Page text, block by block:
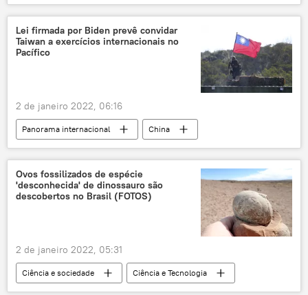
Coreia do Sul
fuga Ásia e Oceania
Lei firmada por Biden prevê convidar
Taiwan a exercícios internacionais no
Pacífico
2 de janeiro 2022, 06:16
Panorama internacional
China
Taiwan
exercícios militares
EUA
Ásia e Oceania
Ovos fossilizados de espécie
'desconhecida' de dinossauro são
descobertos no Brasil (FOTOS)
2 de janeiro 2022, 05:31
Ciência e sociedade
Ciência e Tecnologia